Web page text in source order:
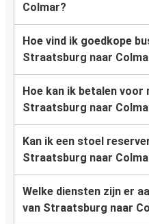
Colmar?
Hoe vind ik goedkope
Straatsburg naar
Hoe kan ik betalen voor
Straatsburg naar
Kan ik een stoel
Straatsburg naar
Welke diensten zijn er
van Straatsburg naar